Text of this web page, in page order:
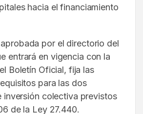
hacia el financiamiento
por el directorio del
entrará en vigencia con la
Boletín Oficial, fija las
para las dos
inversión colectiva previstos
de la Ley 27.440.